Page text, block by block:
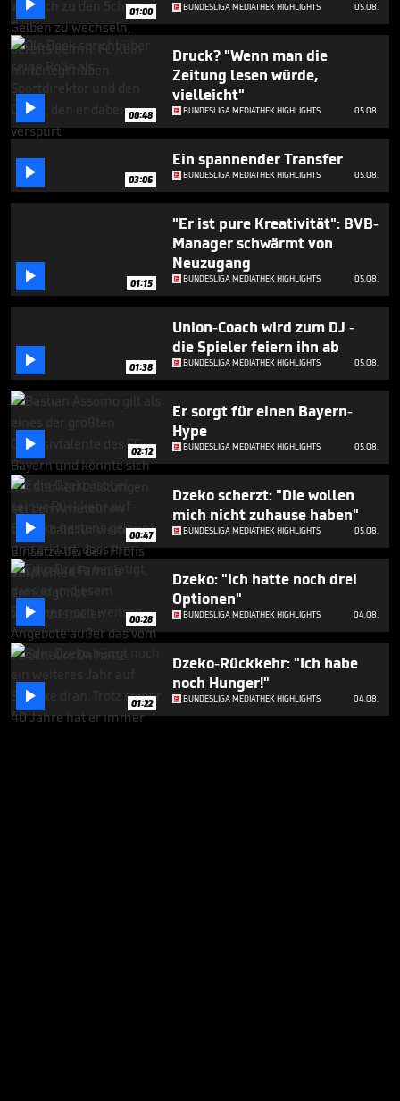
minutes,
30
seconds
 01:00 BUNDESLIGA MEDIATHEK HIGHLIGHTS 05.08.
 00:48
Druck? "Wenn man die
Zeitung lesen würde,
vielleicht"
BUNDESLIGA MEDIATHEK HIGHLIGHTS 05.08.
 03:06
Ein spannender Transfer
BUNDESLIGA MEDIATHEK HIGHLIGHTS 05.08.
 01:15
"Er ist pure Kreativität": BVB-
Manager schwärmt von
Neuzugang
BUNDESLIGA MEDIATHEK HIGHLIGHTS 05.08.
 01:38
Union-Coach wird zum DJ -
die Spieler feiern ihn ab
BUNDESLIGA MEDIATHEK HIGHLIGHTS 05.08.
 02:12
Er sorgt für einen Bayern-
Hype
BUNDESLIGA MEDIATHEK HIGHLIGHTS 05.08.
 00:47
Dzeko scherzt: "Die wollen
mich nicht zuhause haben"
BUNDESLIGA MEDIATHEK HIGHLIGHTS 05.08.
 00:28
Dzeko: "Ich hatte noch drei
Optionen"
BUNDESLIGA MEDIATHEK HIGHLIGHTS 04.08.
 01:22
Dzeko-Rückkehr: "Ich habe
noch Hunger!"
BUNDESLIGA MEDIATHEK HIGHLIGHTS 04.08.